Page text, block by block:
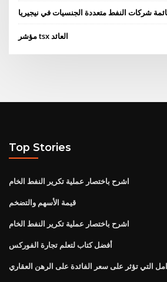
شركات النفط متعددة الجنسيات في نيجيريا
مؤشر tsx العائد
Top Stories
اشرح باختصار عملية تكرير النفط الخام
قيمة الأسهم والتضخم
اشرح باختصار عملية تكرير النفط الخام
أفضل كتاب لتعلم تجارة الفوركس
التي تؤثر على سعر الفائدة على الرهن العقاري